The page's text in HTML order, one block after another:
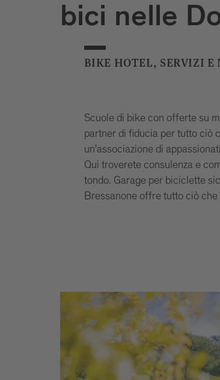
bici nelle
BIKE HOTEL, SERVIZI E
Scuole di bike con offerte su
partner di fiducia per tutto ciò
un'associazione di
Qui troverete consulenza e
tondo. Garage per biciclette
Bressanone offre tutto ciò